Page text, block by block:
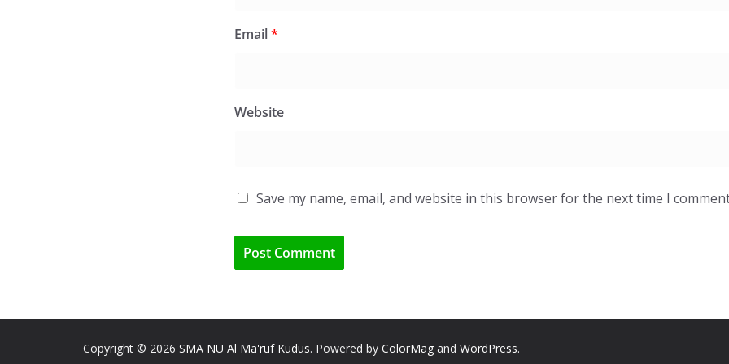
Email*
Website
Save my name, email, and website in this browser for the next time I
Copyright © 2026 SMA NU Al Ma'ruf Kudus. Powered by ColorMag and WordPress.